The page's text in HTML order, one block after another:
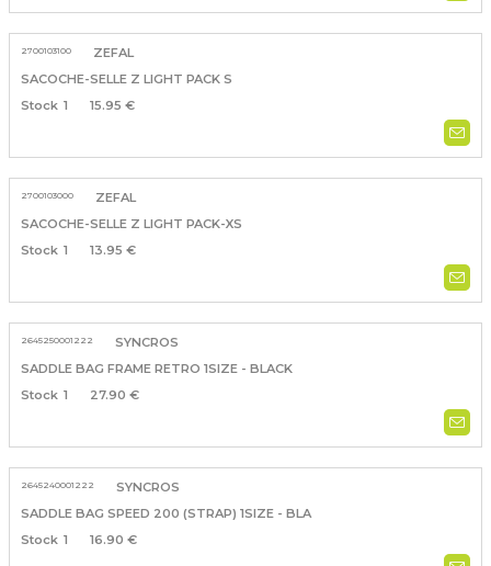
2700103100
ZEFAL
SACOCHE-SELLE Z LIGHT PACK S
1
15.95 €
2700103000
ZEFAL
SACOCHE-SELLE Z LIGHT PACK-XS
1
13.95 €
2645250001222
SYNCROS
SADDLE BAG FRAME RETRO 1SIZE - BLACK
1
27.90 €
2645240001222
SYNCROS
SADDLE BAG SPEED 200 (STRAP) 1SIZE - BLA
1
16.90 €